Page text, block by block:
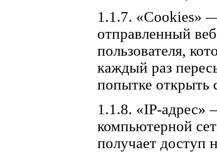
1.1.7. «Cookies»
отправленный
пользователя,
каждый раз
попытке открыть
1.1.8. «IP-адрес»
компьютерной
получает доступ